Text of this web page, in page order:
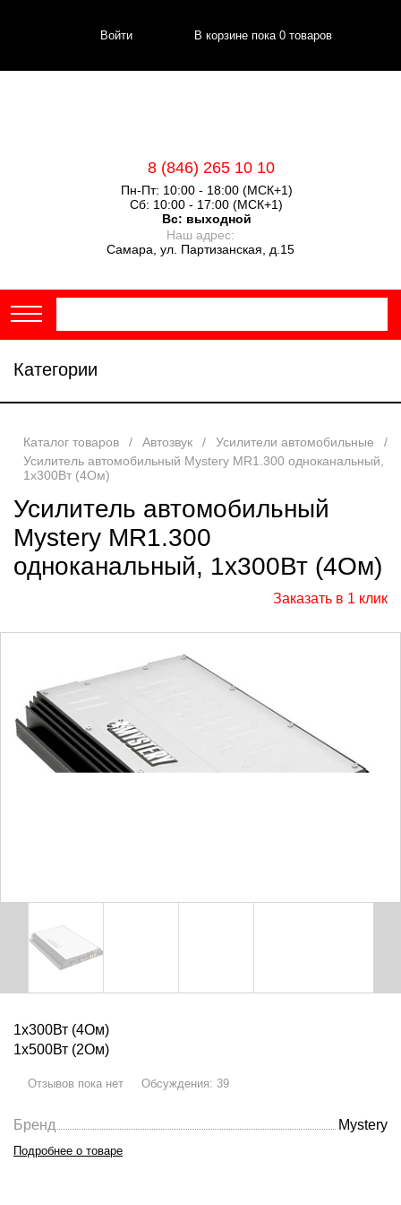
Войти В корзине пока 0товаров
8 (846) 265 10 10
Пн-Пт: 10:00 - 18:00 (МСК+1)
Сб: 10:00 - 17:00 (МСК+1)
Вс: выходной
Наш адрес:
Самара, ул. Партизанская, д.15
Категории
Каталог товаров / Автозвук / Усилители автомобильные
/
Усилитель автомобильный Mystery MR1.300 одноканальный,
1х300Вт (4Ом)
Усилитель автомобильный
Mystery MR1.300
одноканальный, 1х300Вт (4Ом)
Заказать в 1 клик
1х300Вт (4Ом)
1х500Вт (2Ом)
Отзывов пока нет Обсуждения: 39
Бренд Mystery
Подробнее о товаре